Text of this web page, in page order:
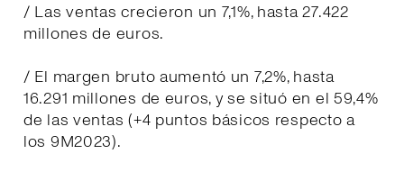
/ Las ventas crecieron un 7,1%, hasta 27.422
millones de euros.
/ El margen bruto aumentó un 7,2%, hasta
16.291 millones de euros, y se situó en el 59,4%
de las ventas (+4 puntos básicos respecto a
los 9M2023).